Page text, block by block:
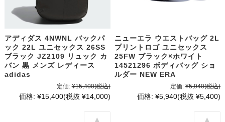
アディダス 4NWNL バックパ
ック 22L ユニセックス 26SS
ブラック JZ2109 リュック カ
バン 黒 メンズ レディース
adidas
定価: ¥15,400(税込)
価格: ¥15,400(税抜 ¥14,000)
ニューエラ ウエストバッグ 2L
プリントロゴ ユニセックス
25FW ブラック×ホワイト
14521296 ボディバッグ ショ
ルダー NEW ERA
定価: ¥5,940(税込)
価格: ¥5,940(税抜 ¥5,400)